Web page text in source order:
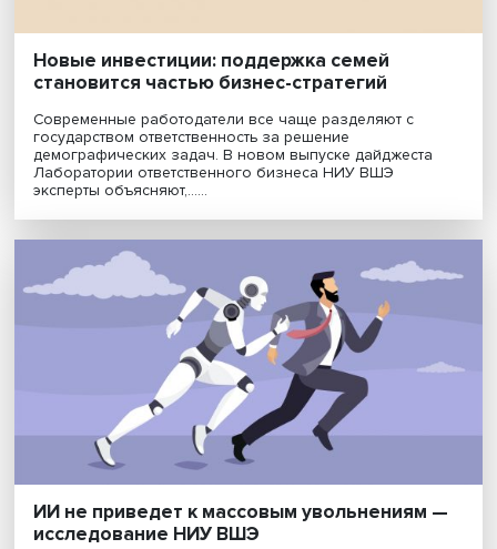
Новые инвестиции: поддержка семей
становится частью бизнес-стратегий
Современные работодатели все чаще разделяют с
государством ответственность за решение
демографических задач. В новом выпуске дайджеста
Лаборатории ответственного бизнеса НИУ ВШЭ
эксперты объясняют,......